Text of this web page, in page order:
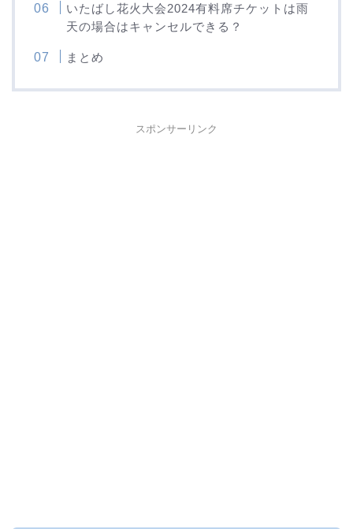
いたばし花火大会2024有料席チケットは雨
天の場合はキャンセルできる？
まとめ
スポンサーリンク